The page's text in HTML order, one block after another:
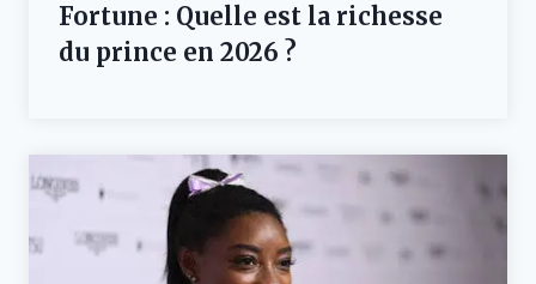
Fortune : Quelle est la richesse
du prince en 2026 ?